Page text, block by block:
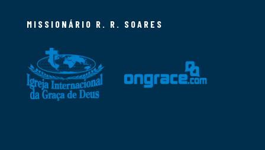
MISSIONÁRIO R. R. SOARES